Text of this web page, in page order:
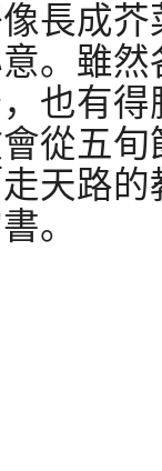
長成
。雖
也有
從五
天路
。